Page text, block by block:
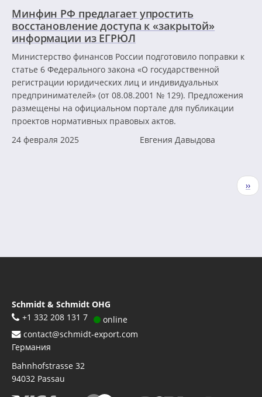
Минфин РФ предлагает упростить
восстановление доступа к «закрытой»
информации из ЕГРЮЛ
Министерство финансов России подготовило поправки к
статье 6 Федерального закона «О государственной
регистрации юридических лиц и индивидуальных
предпринимателей» (от 08.08.2001 № 129). Предложения
размещены на официальном портале для публикации
проектов нормативных правовых актов.
24 февраля 2025
Евгения Давыдова
››
Schmidt & Schmidt OHG
+1 332 208 131 7
online
contact@schmidt-export.com
Германия
Bahnhofstrasse 32
94032 Passau